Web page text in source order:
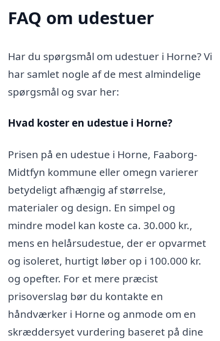
FAQ om udestuer
Har du spørgsmål om udestuer i Horne? Vi
har samlet nogle af de mest almindelige
spørgsmål og svar her:
Hvad koster en udestue i Horne?
Prisen på en udestue i Horne, Faaborg-
Midtfyn kommune eller omegn varierer
betydeligt afhængig af størrelse,
materialer og design. En simpel og
mindre model kan koste ca. 30.000 kr.,
mens en helårsudestue, der er opvarmet
og isoleret, hurtigt løber op i 100.000 kr.
og opefter. For et mere præcist
prisoverslag bør du kontakte en
håndværker i Horne og anmode om en
skræddersyet vurdering baseret på dine